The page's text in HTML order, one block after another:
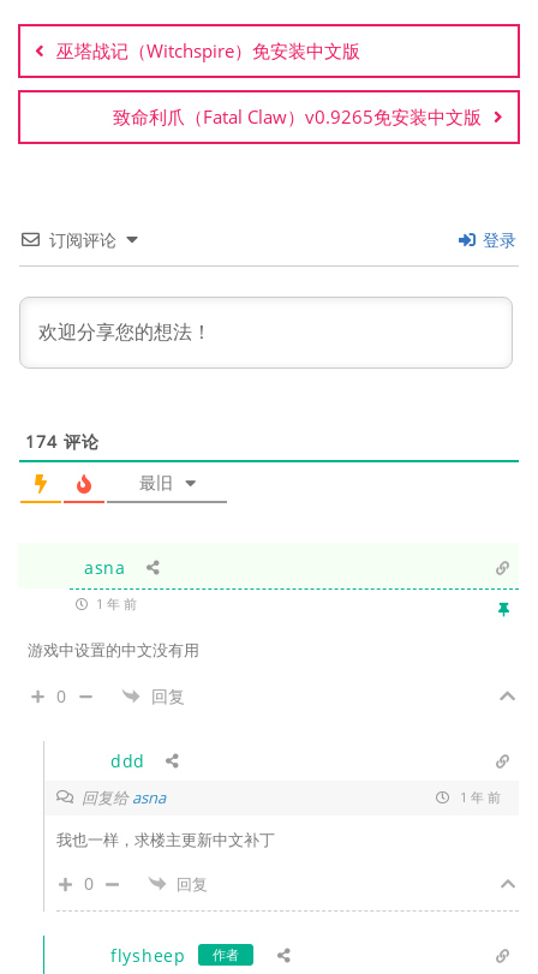
章
导
航
巫塔战记（Witchspire）免安装中文版
致命利爪（Fatal Claw）v0.9265免安装中文版
订阅评论 登录
174 评论
最旧
asna
1 年 前
游戏中设置的中文没有用
0 回复
ddd
回复给asna 1 年 前
我也一样，求楼主更新中文补丁
0 回复
flysheep 作者